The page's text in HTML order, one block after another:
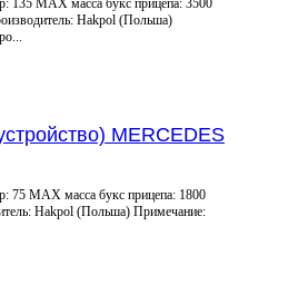
Hakpol (Польша)
MERCEDES
75 MAX масса букс прицепа: 1800
Hakpol (Польша) Примечание: